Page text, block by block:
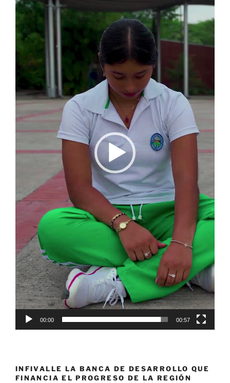
vídeo
00:00 00:57
INFIVALLE LA BANCA DE DESARROLLO QUE
FINANCIA EL PROGRESO DE LA REGIÓN